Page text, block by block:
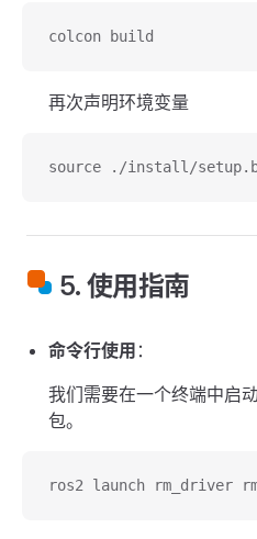
colcon build
再次声明环境变量
source ./install/
5. 使用指南
命令行使用 ：
我们需要在一个终端中启
包。
ros2 launch rm_driver